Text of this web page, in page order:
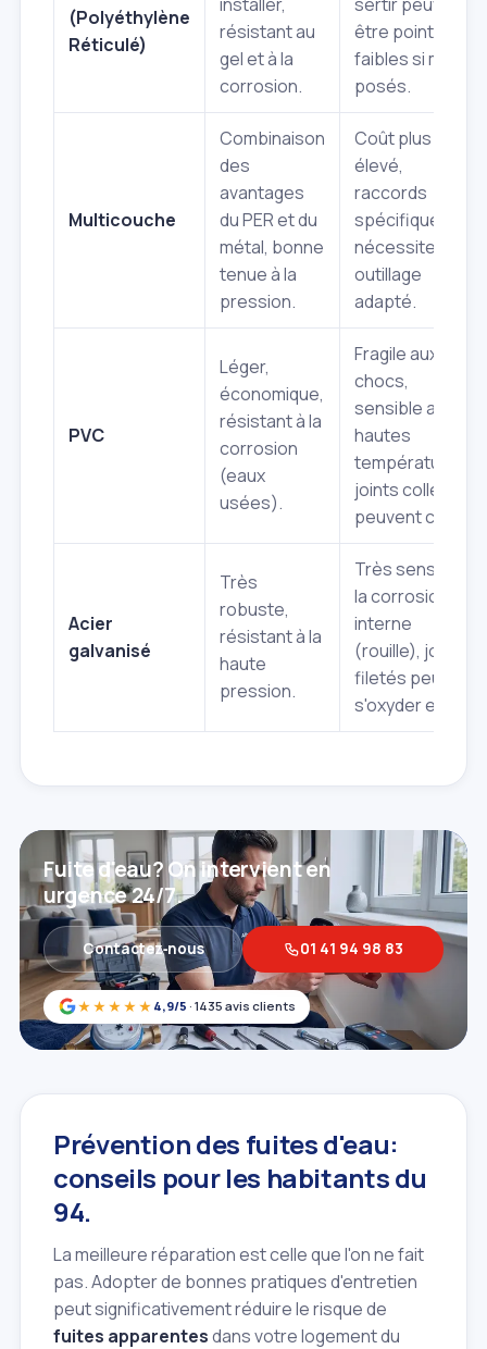
(Polyéthylène
Réticulé)
résistant au
gel et à la
corrosion.
être points
faibles si mal
posés.
Multicouche
Combinaison
des
avantages
du PER et du
métal, bonne
tenue à la
pression.
Coût plus
élevé,
raccords
spécifiques
nécessitent un
outillage
adapté.
PVC
Léger,
économique,
résistant à la
corrosion
(eaux
usées).
Fragile aux
chocs,
sensible aux
hautes
températures,
joints collés
peuvent céder.
Acier
galvanisé
Très
robuste,
résistant à la
haute
pression.
Très sensible à
la corrosion
interne
(rouille), joints
filetés peuvent
s'oxyder et fuir.
★★★★★ 4,9/5 · 1435 avis clients
Fuite d'eau? On intervient en
urgence 24/7.
Contactez‑nous 01 41 94 98 83
Prévention des fuites d'eau:
conseils pour les habitants du
94.
La meilleure réparation est celle que l'on ne fait
pas. Adopter de bonnes pratiques d'entretien
peut significativement réduire le risque de
fuites apparentesdans votre logement du